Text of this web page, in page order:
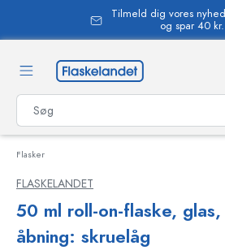
Tilmeld dig vores
og spar 40 kr.
Flasker
FLASKELANDET
50 ml roll-on-flaske,
åbning: skruelåg